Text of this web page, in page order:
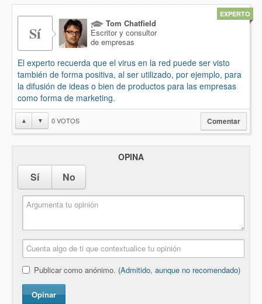
Sí
Tom Chatfield
Escritor y consultor
de empresas
El experto recuerda que el virus en la red puede ser visto
también de forma positiva, al ser utilizado, por ejemplo, para
la difusión de ideas o bien de productos para las empresas
como forma de marketing.
EXPERTO
▲ ▼ 0VOTOS Comentar
OPINA
Sí No
Publicar como anónimo. (Admitido, aunque no recomendado)
Opinar